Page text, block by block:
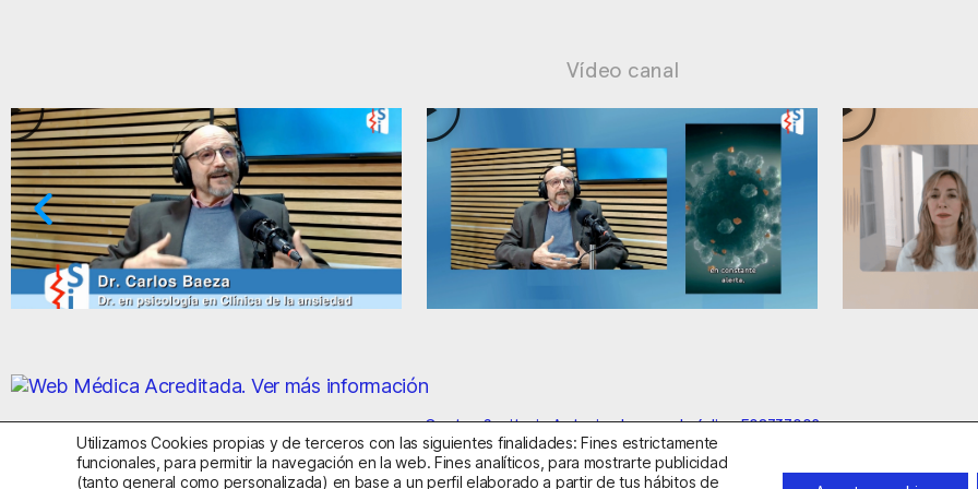
Vídeo canal
Centro Sanitario Autorizado con el código E08737002
Utilizamos Cookies propias y de terceros con las siguientes finalidades: Fines estrictamente
funcionales, para permitir la navegación en la web. Fines analíticos, para mostrarte publicidad
(tanto general como personalizada) en base a un perfil elaborado a partir de tus hábitos de